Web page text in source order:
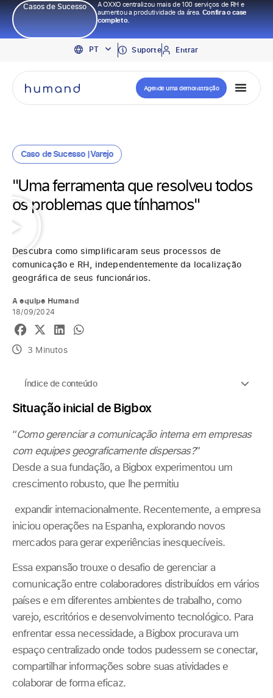
Casos de Sucesso
A OXXO centralizou mais de 100 serviços de RH e
aumentou a produtividade da área.Confira o case
completo.
PT
EN
ES
Suporte Entrar
Agende uma demonstração
Caso de Sucesso |Varejo
"Uma ferramenta que resolveu todos
os problemas que tínhamos"
Descubra como simplificaram seus processos de
comunicação e RH, independentemente da localização
geográfica de seus funcionários.
A equipe Humand
18/09/2024
3 Minutos
Índice de conteúdo
Situação inicial de Bigbox
“Como gerenciar a comunicação interna em empresas
com equipes geograficamente dispersas?”
Desde a sua fundação, a Bigbox experimentou um
crescimento robusto, que lhe permitiu
expandir internacionalmente. Recentemente, a empresa
iniciou operações na Espanha, explorando novos
mercados para gerar experiências inesquecíveis.
Essa expansão trouxe o desafio de gerenciar a
comunicação entre colaboradores distribuídos em vários
países e em diferentes ambientes de trabalho, como
varejo, escritórios e desenvolvimento tecnológico. Para
enfrentar essa necessidade, a Bigbox procurava um
espaço centralizado onde todos pudessem se conectar,
compartilhar informações sobre suas atividades e
colaborar de forma eficaz.